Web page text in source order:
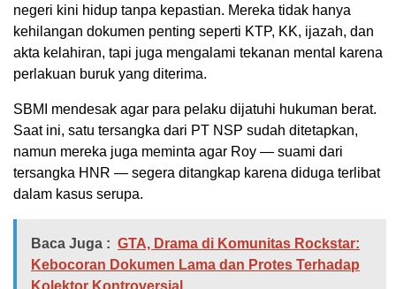
negeri kini hidup tanpa kepastian. Mereka tidak hanya
kehilangan dokumen penting seperti KTP, KK, ijazah, dan
akta kelahiran, tapi juga mengalami tekanan mental karena
perlakuan buruk yang diterima.
SBMI mendesak agar para pelaku dijatuhi hukuman berat.
Saat ini, satu tersangka dari PT NSP sudah ditetapkan,
namun mereka juga meminta agar Roy — suami dari
tersangka HNR — segera ditangkap karena diduga terlibat
dalam kasus serupa.
Baca Juga : GTA, Drama di Komunitas Rockstar:
Kebocoran Dokumen Lama dan Protes Terhadap